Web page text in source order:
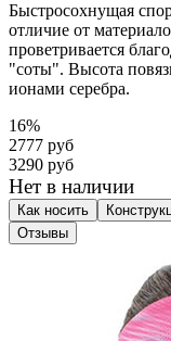
Быстросохнущая
отличие от
проветривается
"соты". Высота
ионами серебра.
16%
2777 руб
3290 руб
Нет в наличии
Как носить
Отзывы